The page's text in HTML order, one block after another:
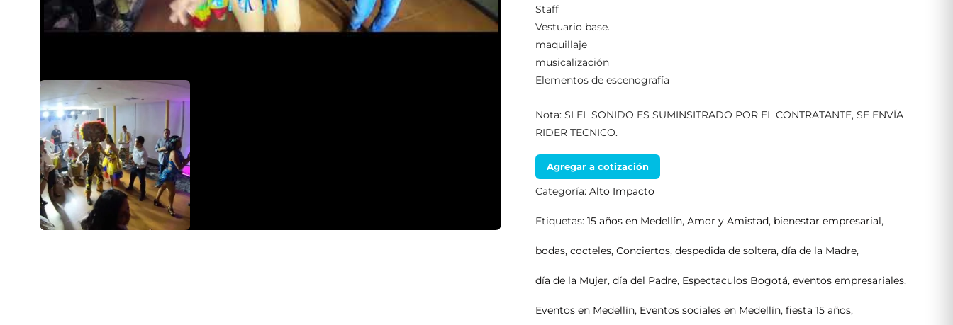
Staff
Vestuario base.
maquillaje
musicalización
Elementos de escenografía
Nota: SI EL SONIDO ES SUMINSITRADO POR EL CONTRATANTE, SE ENVÍA
RIDER TECNICO.
Agregar a cotización
Categoría:Alto Impacto
Etiquetas:15 años en Medellín,Amor y Amistad, bienestar empresarial,
bodas,cocteles,Conciertos,despedida de soltera,día de la Madre,
día de la Mujer,día del Padre, Espectaculos Bogotá,eventos empresariales,
Eventos en Medellín, Eventos sociales en Medellín,fiesta 15 años,